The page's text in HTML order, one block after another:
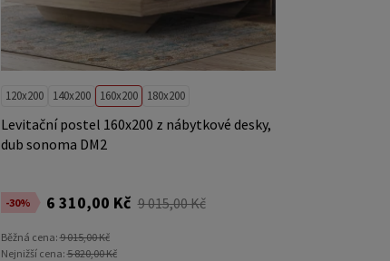
120x200 140x200 160x200 180x200
Levitační postel 160x200 z nábytkové desky,
dub sonoma DM2
-30% 6 310,00 Kč 9 015,00 Kč
Běžná cena:9 015,00 Kč
Nejnižší cena:5 820,00 Kč